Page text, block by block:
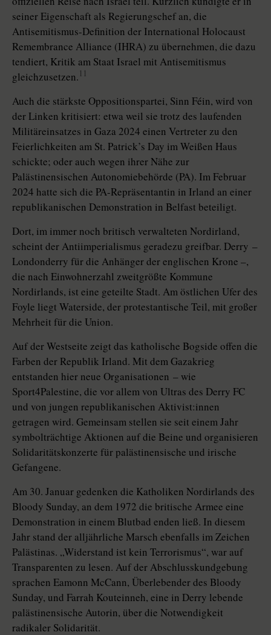
seiner Eigenschaft als Regierungschef an, die
Antisemitismus-Definition der International Holocaust
Re­mem­brance Alliance (IHRA) zu übernehmen, die dazu
tendiert, Kritik am Staat Israel mit Antisemitismus
gleichzusetzen. 11
Auch die stärkste Oppositionspartei, Sinn Féin, wird von
der Linken kritisiert: etwa weil sie trotz des laufenden
Militär­einsatzes in Gaza 2024 einen Vertreter zu den
Feierlichkeiten am St. Patrick’s Day im Weißen Haus
schickte; oder auch wegen ihrer Nähe zur
Palästinensischen Autonomiebehörde (PA). Im Februar
2024 hatte sich die PA-Repräsentantin in Irland an einer
republikanischen Demonstration in Belfast beteiligt.
Dort, im immer noch britisch verwalteten Nordirland,
scheint der Anti­imperialismus geradezu greifbar. Derry –
Londonderry für die Anhänger der englischen Krone –,
die nach Einwohnerzahl zweitgrößte Kommune
Nordirlands, ist eine geteilte Stadt. Am östlichen Ufer des
Foyle liegt Waterside, der protestantische Teil, mit großer
Mehrheit für die Union.
Auf der Westseite zeigt das katholische Bogside offen die
Farben der Republik Irland. Mit dem Gazakrieg
entstanden hier neue Organisationen – wie
Sport4Palestine, die vor allem von Ultras des Derry FC
und von jungen republikanischen Ak­ti­vis­t:in­nen
getragen wird. Gemeinsam stellen sie seit einem Jahr
symbolträchtige Aktionen auf die Beine und organisieren
Solidaritätskonzerte für palästinensische und irische
Gefangene.
Am 30. Januar gedenken die Katholiken Nordirlands des
Bloody Sunday, an dem 1972 die britische Armee eine
Demonstration in einem Blutbad enden ließ. In diesem
Jahr stand der alljährliche Marsch ebenfalls im Zeichen
Palästinas. „Widerstand ist kein Terrorismus“, war auf
Transparenten zu lesen. Auf der Abschlusskundgebung
sprachen Eamonn McCann, Überlebender des Bloody
Sunday, und Farrah Kouteinneh, eine in Derry lebende
palästinensische Autorin, über die Notwendigkeit
radikaler Solidarität.